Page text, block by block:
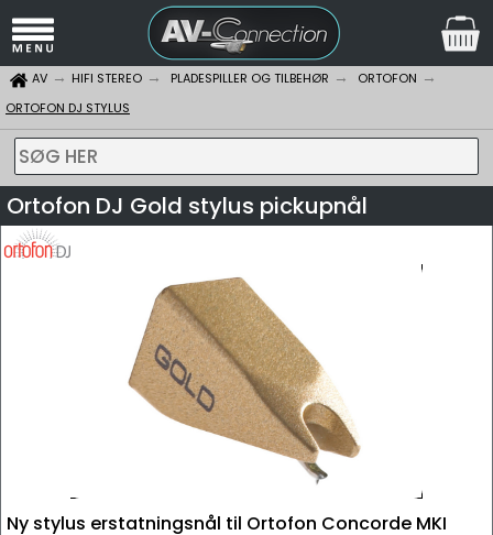
AV HIFI STEREO PLADESPILLER OG TILBEHØR
ORTOFON
ORTOFON DJ STYLUS
SØG HER
Ortofon DJ Gold stylus pickupnål
Ny stylus erstatningsnål til Ortofon Concorde MKI